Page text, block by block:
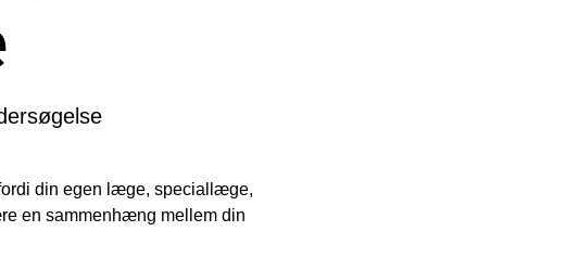
din egen læge, speciallæge,
en sammenhæng mellem din